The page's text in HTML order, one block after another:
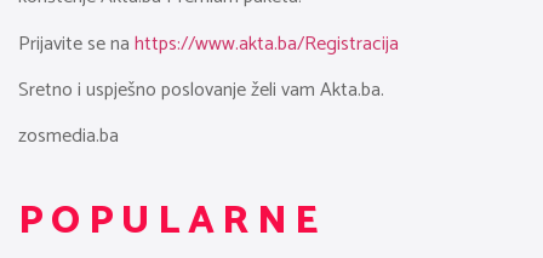
Prijavite se nahttps://www.akta.ba/Registracija
Sretno i uspješno poslovanje želi vam Akta.ba.
zosmedia.ba
POPULARNE